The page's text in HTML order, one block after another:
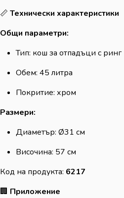
📏 Технически характеристики
Общи параметри:
Тип: кош за отпадъци с ринг
Обем: 45 литра
Покритие: хром
Размери:
Диаметър: Ø31 см
Височина: 57 см
Код на продукта: 6217
🏢 Приложение